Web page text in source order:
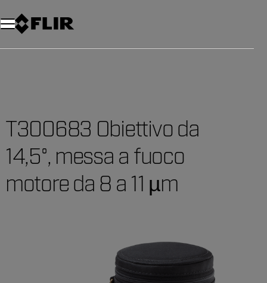
Unread messages
Modello
Rimuovi
articoli
articolo
Aggiungi al carrello
Aggiunto al carrello
T300683 Obiettivo da
14,5°, messa a fuoco
motore da 8 a 11 µm